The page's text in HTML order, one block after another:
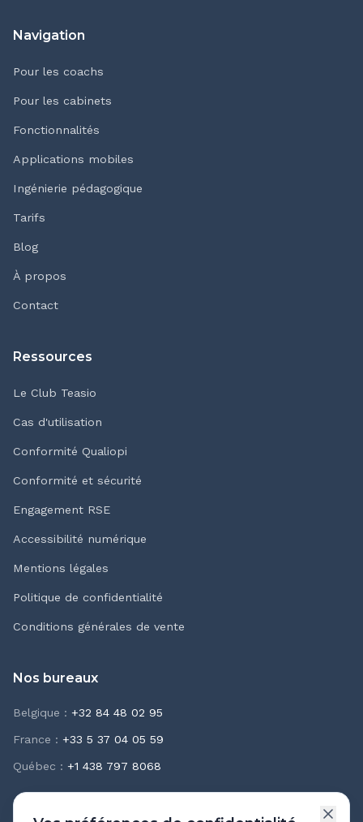
Navigation
Pour les coachs
Pour les cabinets
Fonctionnalités
Applications mobiles
Ingénierie pédagogique
Tarifs
Blog
À propos
Contact
Ressources
Le Club Teasio
Cas d'utilisation
Conformité Qualiopi
Conformité et sécurité
Engagement RSE
Accessibilité numérique
Mentions légales
Politique de confidentialité
Conditions générales de vente
Nos bureaux
Belgique : +32 84 48 02 95
France : +33 5 37 04 05 59
Québec : +1 438 797 8068